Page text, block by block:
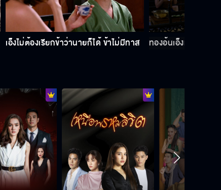
เอ็งไม่ต้องเรียกข้าว่านายก็ได้ ข้าไม่มีทาส ทองอ้นเอ็งทำอะไร เ